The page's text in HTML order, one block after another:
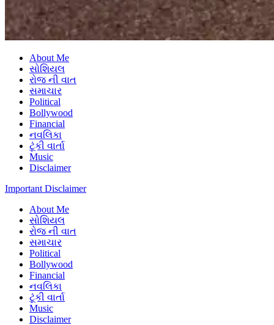
About Me
સોશિયલ
રોજ ની વાત
સમાચાર
Political
Bollywood
Financial
નવલિકા
ટૂંકી વાર્તા
Music
Disclaimer
Important Disclaimer
About Me
સોશિયલ
રોજ ની વાત
સમાચાર
Political
Bollywood
Financial
નવલિકા
ટૂંકી વાર્તા
Music
Disclaimer